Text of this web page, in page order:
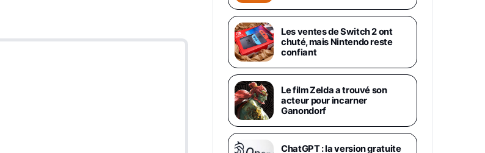
Galaxy S26 Ultra 512 Go Bleu
1019€ 1399€ Fnac (Vendeur Tiers)
Galaxy S26 Ultra 256 Go Violet
892€1199€
Philips SHK2000BL - Casque
Enfant - Bleu & Répartiteur Audio
5 Casques, Blanc
24,94€29,96€Fnac (Vendeur Tiers)
Les ventes de Switch 2 ont
chuté, mais Nintendo reste
confiant
Le film Zelda a trouvé son
acteur pour incarner
Ganondorf
ChatGPT : la version gratuite